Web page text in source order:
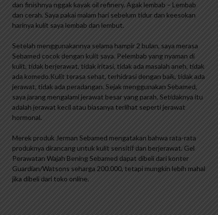
dan finishnya nggak kayak oil refinery. Agak lembab – Lembab
dan cerah. Saya pakai malam hari sebelum tidur dan keesokan
harinya kulit saya lembab dan lembut.
Setelah menggunakannya selama hampir 2 bulan, saya merasa
Sebamed cocok dengan kulit saya. Pelembab yang nyaman di
kulit, tidak berjerawat, tidak iritasi, tidak ada masalah aneh, tidak
ada komedo.Kulit terasa sehat, terhidrasi dengan baik, tidak ada
jerawat, tidak ada peradangan. Sejak menggunakan Sebamed,
saya jarang mengalami jerawat besar yang parah. Setidaknya itu
adalah jerawat kecil atau biasanya terlihat seperti jerawat
hormonal.
Merek produk Jerman Sebamed mengatakan bahwa rata-rata
produknya dirancang untuk kulit sensitif dan berjerawat. Gel
Perawatan Wajah Bening Sebamed dapat dibeli dari konter
Guardian/Watsons seharga 200.000, tetapi mungkin lebih mahal
jika dibeli dari toko online.